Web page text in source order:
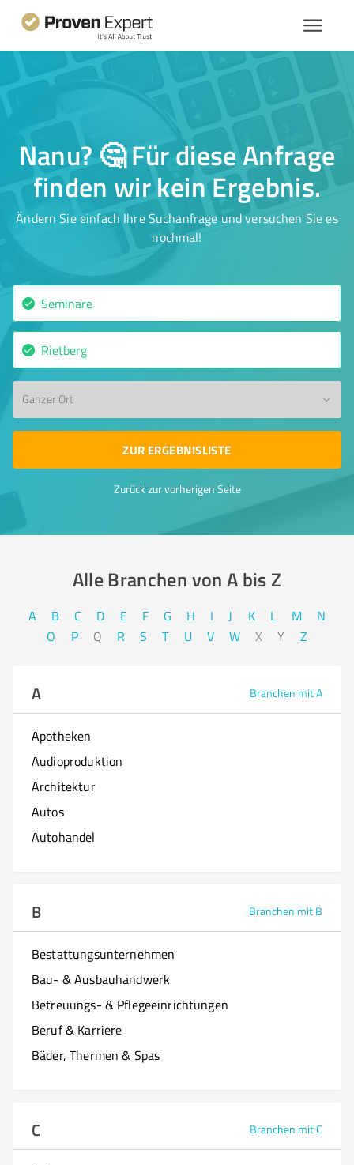
Nanu? 🤔 Für diese Anfrage
finden wir kein Ergebnis.
Ändern Sie einfach Ihre Suchanfrage und versuchen Sie es
nochmal!
Ganzer Ort
ZUR ERGEBNISLISTE
Zurück zur vorherigen Seite
Alle Branchen von A bis Z​
A B C D E F G H I J K L M
N
O
P Q R S T U V W X Y Z
A Branchen mit A
Apotheken
Audioproduktion
Architektur
Autos
Autohandel
B Branchen mit B
Bestattungsunternehmen
Bau- & Ausbauhandwerk
Betreuungs- & Pflegeeinrichtungen
Beruf & Karriere
Bäder, Thermen & Spas
C Branchen mit C